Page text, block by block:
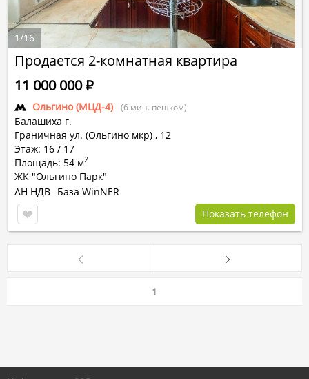
Продается 2-комнатная квартира
Ольгино (МЦД-4) (6 мин. пешком)
Балашиха г.
Граничная ул. (Ольгино мкр) , 12
Этаж: 16 / 17
Площадь: 54 м2
ЖК "Ольгино Парк"
11 000 000Р
АН НДВ База WinNER
Показать телефон
1/16
1